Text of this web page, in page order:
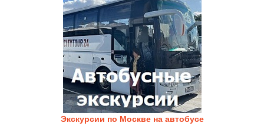
Экскурсии по Москве на автобусе